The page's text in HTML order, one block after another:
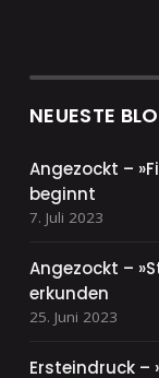
NEUESTE
Angezockt –
beginnt
7. Juli 2023
Angezockt –
erkunden
25. Juni 2023
Ersteindruck –